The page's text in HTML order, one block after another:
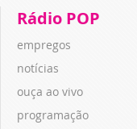
Rádio POP
empregos
notícias
ouça ao vivo
programação